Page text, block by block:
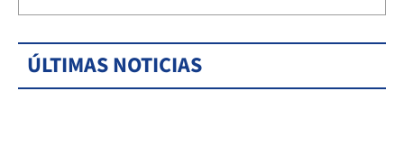
ÚLTIMAS NOTICIAS